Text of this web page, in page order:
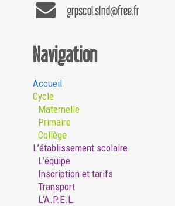
grpscol.slnd@free.fr
Navigation
Accueil
Cycle
Maternelle
Primaire
Collège
L’établissement scolaire
L’équipe
Inscription et tarifs
Transport
L’A.P.E.L.